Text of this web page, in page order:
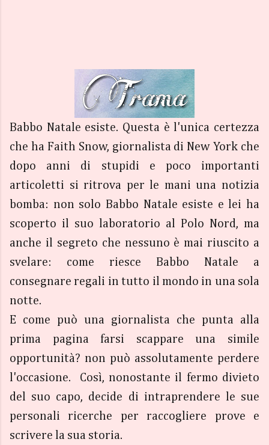
Babbo Natale esiste. Questa è l'unica certezza
che ha Faith Snow, giornalista di New York che
dopo anni di stupidi e poco importanti
articoletti si ritrova per le mani una notizia
bomba: non solo Babbo Natale esiste e lei ha
scoperto il suo laboratorio al Polo Nord, ma
anche il segreto che nessuno è mai riuscito a
svelare: come riesce Babbo Natale a
consegnare regali in tutto il mondo in una sola
notte.
E come può una giornalista che punta alla
prima pagina farsi scappare una simile
opportunità? non può assolutamente perdere
l'occasione. Così, nonostante il fermo divieto
del suo capo, decide di intraprendere le sue
personali ricerche per raccogliere prove e
scrivere la sua storia.